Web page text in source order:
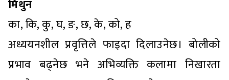
मिथुन
का, कि, कु, घ, ङ, छ, के, को, ह
अध्ययनशील प्रवृत्तिले फाइदा दिलाउनेछ। बोलीको
प्रभाव बढ्नेछ भने अभिव्यक्ति कलामा निखारता